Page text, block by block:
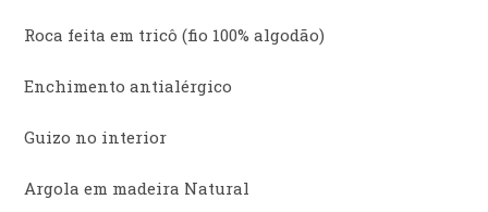
Roca feita em tricô (fio 100% algodão)
Enchimento antialérgico
Guizo no interior
Argola em madeira Natural